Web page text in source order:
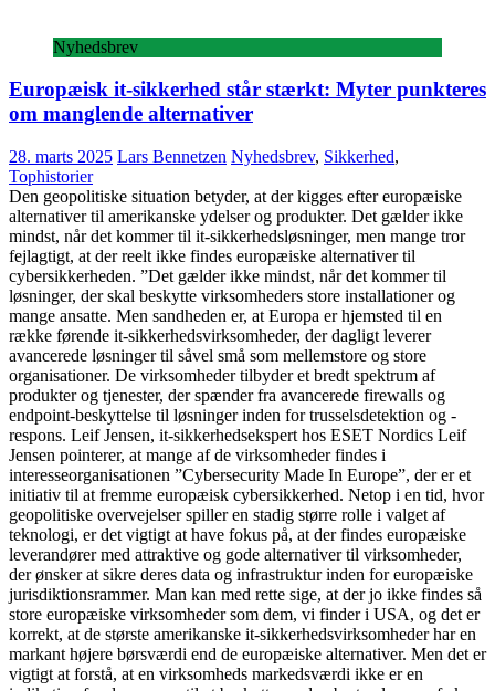
Nyhedsbrev
Europæisk it-sikkerhed står stærkt: Myter punkteres
om manglende alternativer
28. marts 2025 Lars Bennetzen Nyhedsbrev, Sikkerhed,
Tophistorier
Den geopolitiske situation betyder, at der kigges efter europæiske
alternativer til amerikanske ydelser og produkter. Det gælder ikke
mindst, når det kommer til it-sikkerhedsløsninger, men mange tror
fejlagtigt, at der reelt ikke findes europæiske alternativer til
cybersikkerheden. ”Det gælder ikke mindst, når det kommer til
løsninger, der skal beskytte virksomheders store installationer og
mange ansatte. Men sandheden er, at Europa er hjemsted til en
række førende it-sikkerhedsvirksomheder, der dagligt leverer
avancerede løsninger til såvel små som mellemstore og store
organisationer. De virksomheder tilbyder et bredt spektrum af
produkter og tjenester, der spænder fra avancerede firewalls og
endpoint-beskyttelse til løsninger inden for trusselsdetektion og -
respons. Leif Jensen, it-sikkerhedsekspert hos ESET Nordics Leif
Jensen pointerer, at mange af de virksomheder findes i
interesseorganisationen ”Cybersecurity Made In Europe”, der er et
initiativ til at fremme europæisk cybersikkerhed. Netop i en tid, hvor
geopolitiske overvejelser spiller en stadig større rolle i valget af
teknologi, er det vigtigt at have fokus på, at der findes europæiske
leverandører med attraktive og gode alternativer til virksomheder,
der ønsker at sikre deres data og infrastruktur inden for europæiske
jurisdiktionsrammer. Man kan med rette sige, at der jo ikke findes så
store europæiske virksomheder som dem, vi finder i USA, og det er
korrekt, at de største amerikanske it-sikkerhedsvirksomheder har en
markant højere børsværdi end de europæiske alternativer. Men det er
vigtigt at forstå, at en virksomheds markedsværdi ikke er en